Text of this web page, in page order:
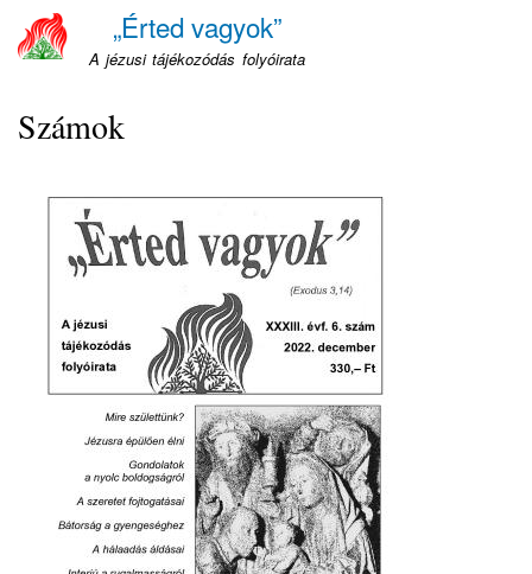
Ugrás
a
tartalomra
„Érted vagyok”
A jézusi tájékozódás folyóirata
Számok